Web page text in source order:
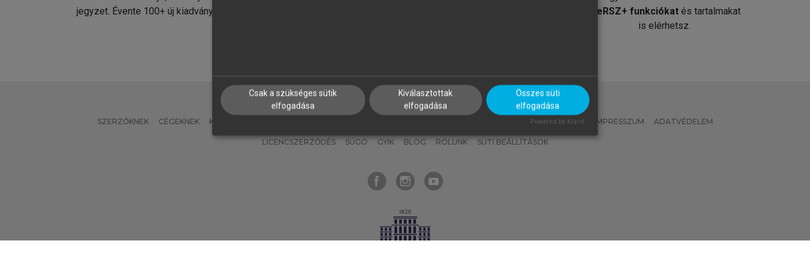
jegyzet. Évente 100+ új kiadvány.
MeRSZ+ funkciókat és tartalmakat
is elérhetsz.
SZERZŐKNEK CÉGEKNEK KÖNYVTÁROSOKNAK MI – ÁLTALÁNOS IRÁNYELVEK IMPRESSZUM ADATVÉDELEM
LICENCSZERZŐDÉS SÚGÓ GYIK BLOG RÓLUNK SÜTI BEÁLLÍTÁSOK
Csak a szükséges sütik
elfogadása
Kiválasztottak
elfogadása
Összes süti
elfogadása
Powered by Klaro!